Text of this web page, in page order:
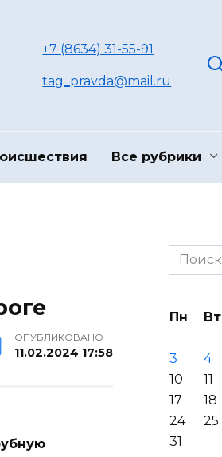
+7 (8634) 31-55-91
tag_pravda@mail.ru
Все рубрики
ОПУБЛИКОВАНО
11.02.2024 17:58
Search
for:
Пн Вт
3
4
10
11
17
18
24
25
31